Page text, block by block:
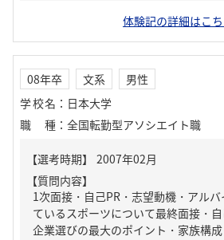
体験記の詳細はこ
08年卒 文系
男性
学校名 ： 日本大学
職種 ： 全国転勤型アソシエイト職
【質問内容】
1次面接・自己PR・志望動機・アル
ているスポーツについて最終面接・
企業選びの最大のポイント・家族構